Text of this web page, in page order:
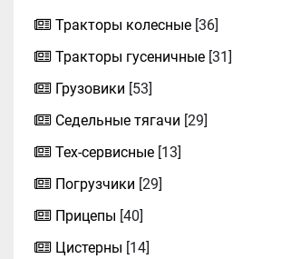
Тракторы колесные [36]
Тракторы гусеничные [31]
Грузовики [53]
Седельные тягачи [29]
Тех-сервисные [13]
Погрузчики [29]
Прицепы [40]
Цистерны [14]